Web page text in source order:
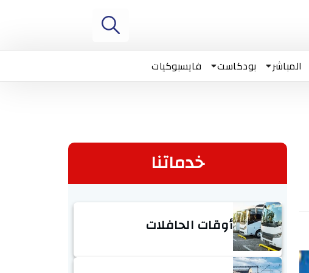
المباشر بودكاست فايسبوكيات
خدماتنا
أوقات الحافلات